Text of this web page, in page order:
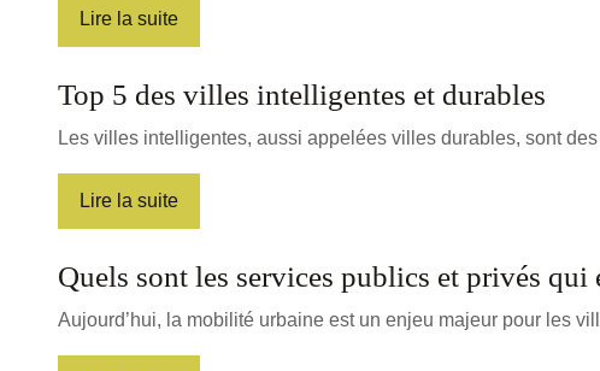
Lire la suite
Top 5 des villes intelligentes et durables
Les villes intelligentes, aussi appelées villes durables, sont
Lire la suite
Quels sont les services publics et privés
Aujourd’hui, la mobilité urbaine est un enjeu majeur pour les